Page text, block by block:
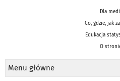
Dla
Co, gdzie, jak
Edukacja
O
Menu główne